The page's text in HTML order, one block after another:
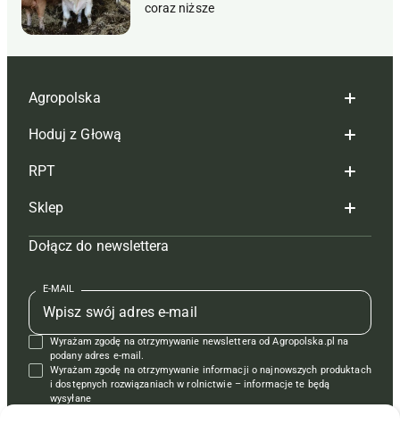
coraz niższe
Agropolska
Redakcja
Reklama
Tagi
Mapa serwisu
Kontakt
Regulamin
Polityka prywatności
Hoduj z Głową
Hoduj z głową bydło
Hoduj z głową świnie
Prenumerata
Redakcja
Kontakt
Reklama
RPT
Redakcja
Prenumerata
Reklama
Kontakt
Krzyżówki
Sklep
Czasopisma i prenumerata
Książki
Regulamin
Dołącz do newslettera
E-MAIL
Wyrażam zgodę na otrzymywanie newslettera od Agropolska.pl na
podany adres e-mail.
Wyrażam zgodę na otrzymywanie informacji o najnowszych produktach
i dostępnych rozwiązaniach w rolnictwie – informacje te będą
wysyłane